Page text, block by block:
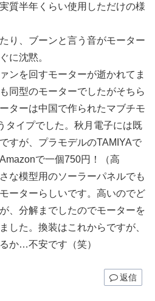
質半年くらい使用しただけの様
り、ブーンと言う音がモーター
に沈黙。
ンを回すモーターが逝かれてま
同型のモーターでしたがそちら
ターは中国で作られたマブチモ
タイプでした。秋月電子には既
すが、プラモデルのTAMIYAで
で一個750円！（高
な模型用のソーラーパネルでも
ーターらしいです。高いのでど
、分解までしたのでモーターを
した。換装はこれからですが、
か…不安です（笑）
返信